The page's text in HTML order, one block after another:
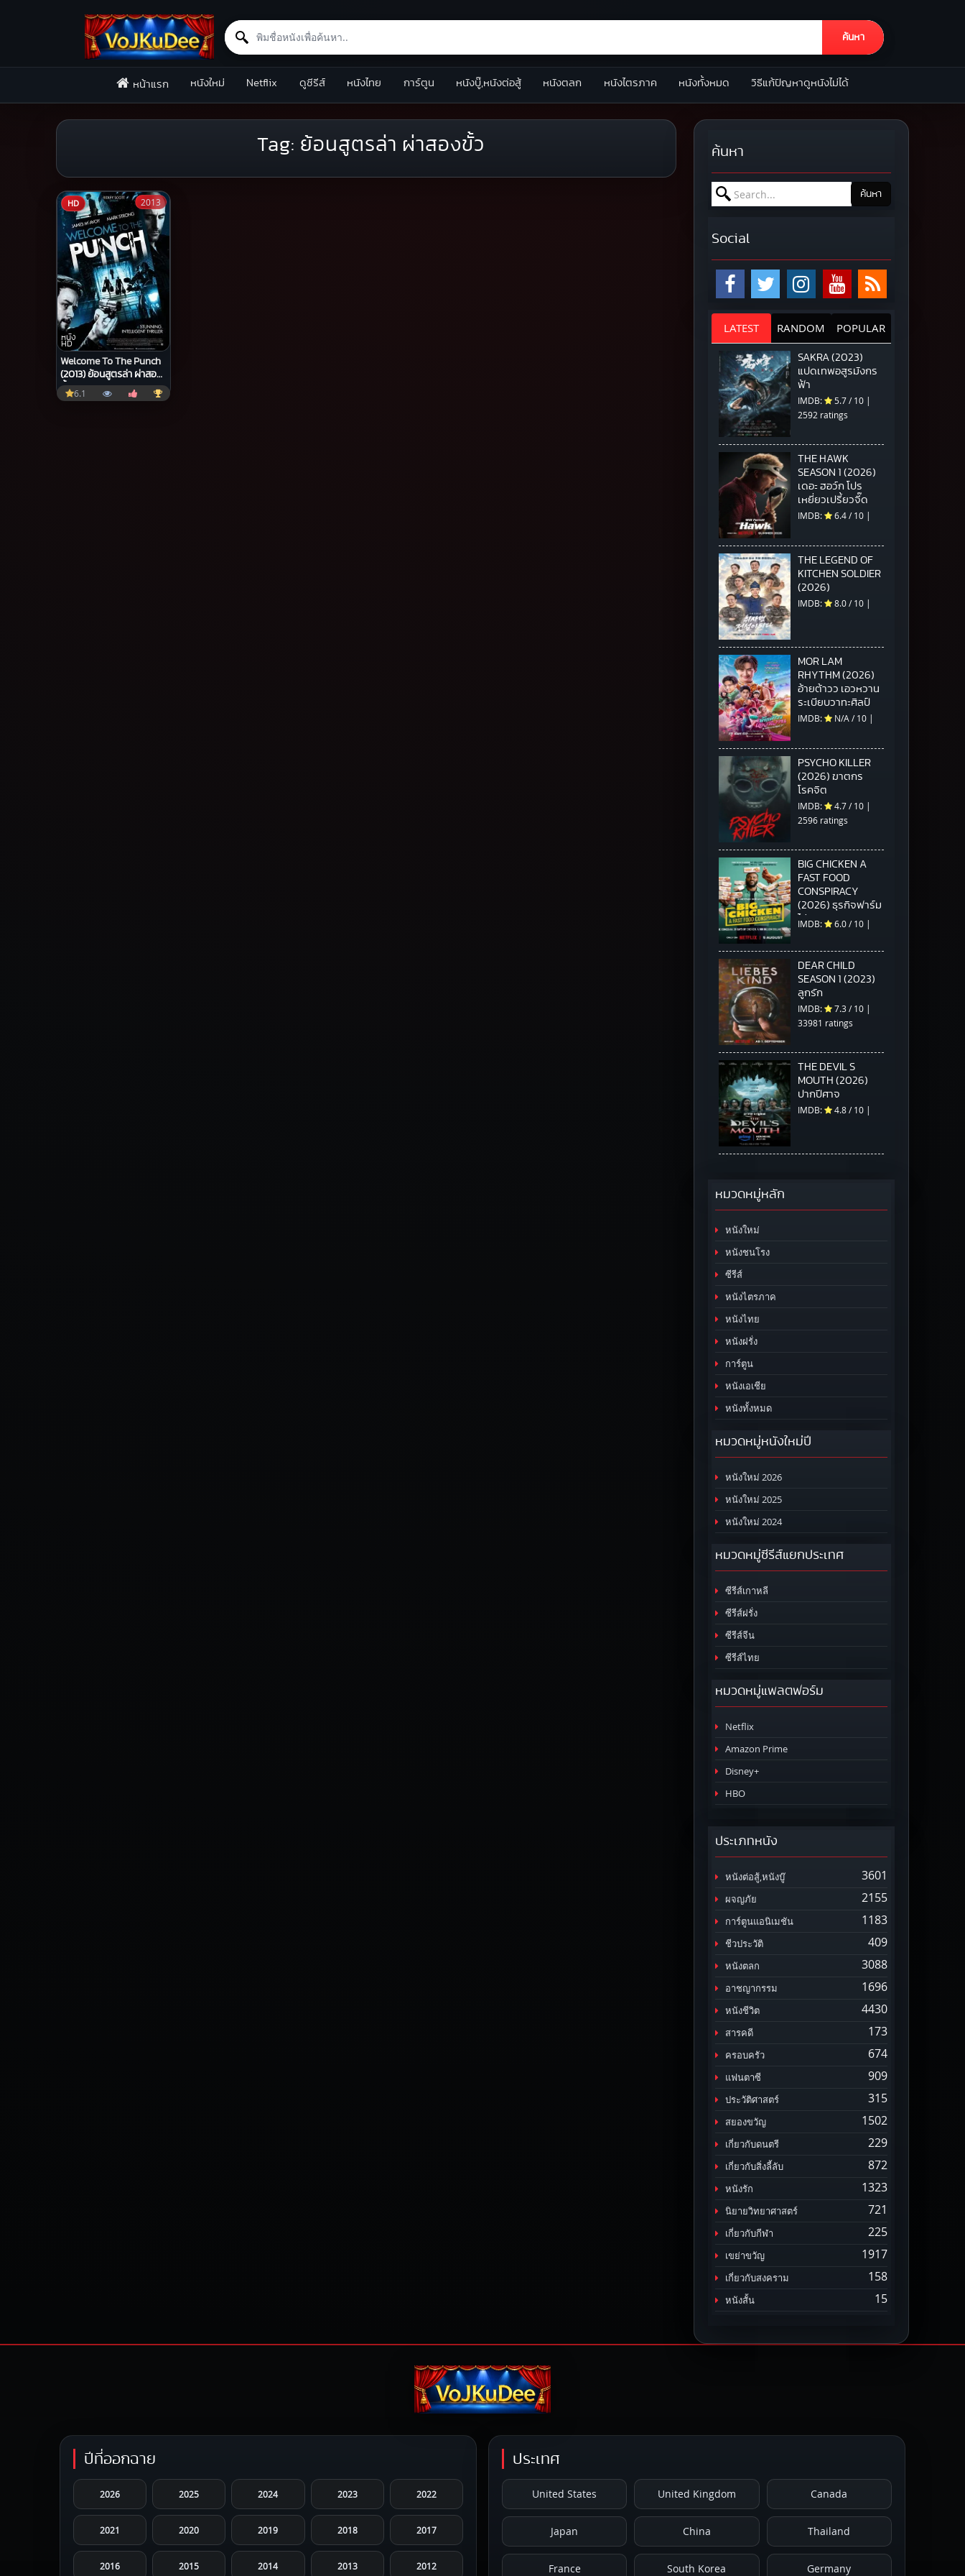
Search for:
ค้นหา
หน้าแรก หนังใหม่ Netflix ดูซีรีส์ หนังไทย การ์ตูน หนังบู๊,หนังต่อสู้ หนังตลก หนังไตรภาค หนังทั้งหมด วิธีแก้ปัญหาดูหนังไม่ได้
Tag: ย้อนสูตรล่า ผ่าสองขั้ว
HD
หนัง
HD
Welcome To The Punch
(2013) ย้อนสูตรล่า ผ่าสอง
ขั้ว
2013
6.1
ค้นหา
Search for: ค้นหา
Social
LATEST RANDOM POPULAR
SAKRA (2023)
แปดเทพอสูรมังกร
ฟ้า
IMDB: 5.7/10 |
2592 ratings
THE HAWK
SEASON 1 (2026)
เดอะ ฮอว์ก โปร
เหยี่ยวเปรี้ยวจี๊ด
IMDB: 6.4/10 |
THE LEGEND OF
KITCHEN SOLDIER
(2026)
IMDB: 8.0/10 |
MOR LAM
RHYTHM (2026)
อ้ายต้าวว เอวหวาน
ระเบียบวาทะศิลป์
IMDB: N/A /10 |
PSYCHO KILLER
(2026) ฆาตกร
โรคจิต
IMDB: 4.7/10 |
2596 ratings
BIG CHICKEN A
FAST FOOD
CONSPIRACY
(2026) ธุรกิจฟาร์ม
ไก่ แผนสมคบคิดวง
IMDB: 6.0/10 |
DEAR CHILD
SEASON 1 (2023)
ลูกรัก
IMDB: 7.3/10 |
33981 ratings
THE DEVIL S
MOUTH (2026)
ปากปีศาจ
IMDB: 4.8/10 |
หมวดหมู่หลัก
หนังใหม่
หนังชนโรง
ซีรีส์
หนังไตรภาค
หนังไทย
หนังฝรั่ง
การ์ตูน
หนังเอเชีย
หนังทั้งหมด
หมวดหมู่หนังใหม่ปี
หนังใหม่ 2026
หนังใหม่ 2025
หนังใหม่ 2024
หมวดหมู่ซีรีส์แยกประเทศ
ซีรีส์เกาหลี
ซีรีส์ฝรั่ง
ซีรีส์จีน
ซีรีส์ไทย
หมวดหมู่แพลตฟอร์ม
Netflix
Amazon Prime
Disney+
HBO
ประเภทหนัง
หนังต่อสู้,หนังบู๊ 3601
ผจญภัย 2155
การ์ตูนแอนิเมชัน 1183
ชีวประวัติ 409
หนังตลก 3088
อาชญากรรม 1696
หนังชีวิต 4430
สารคดี 173
ครอบครัว 674
แฟนตาซี 909
ประวัติศาสตร์ 315
สยองขวัญ 1502
เกี่ยวกับดนตรี 229
เกี่ยวกับสิ่งลี้ลับ 872
หนังรัก 1323
นิยายวิทยาศาสตร์ 721
เกี่ยวกับกีฬา 225
เขย่าขวัญ 1917
เกี่ยวกับสงคราม 158
หนังสั้น 15
ปีที่ออกฉาย
2026 2025 2024 2023 2022
2021 2020 2019 2018 2017
2016 2015 2014 2013 2012
ประเทศ
United States United Kingdom Canada
Japan China Thailand
France South Korea Germany